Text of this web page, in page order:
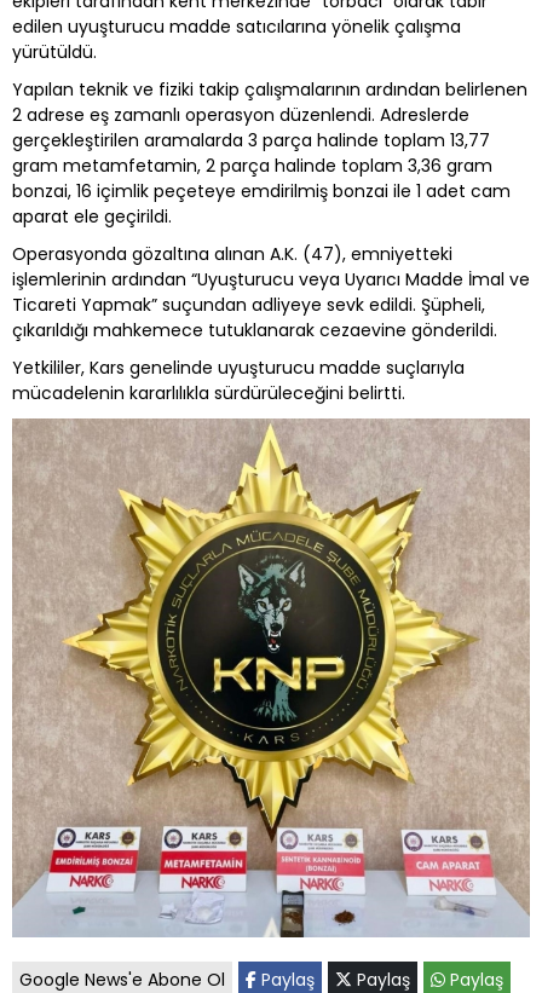
edilen uyuşturucu madde satıcılarına yönelik çalışma
yürütüldü.
Yapılan teknik ve fiziki takip çalışmalarının ardından belirlenen
2 adrese eş zamanlı operasyon düzenlendi. Adreslerde
gerçekleştirilen aramalarda 3 parça halinde toplam 13,77
gram metamfetamin, 2 parça halinde toplam 3,36 gram
bonzai, 16 içimlik peçeteye emdirilmiş bonzai ile 1 adet cam
aparat ele geçirildi.
Operasyonda gözaltına alınan A.K. (47), emniyetteki
işlemlerinin ardından “Uyuşturucu veya Uyarıcı Madde İmal ve
Ticareti Yapmak” suçundan adliyeye sevk edildi. Şüpheli,
çıkarıldığı mahkemece tutuklanarak cezaevine gönderildi.
Yetkililer, Kars genelinde uyuşturucu madde suçlarıyla
mücadelenin kararlılıkla sürdürüleceğini belirtti.
Google News'e Abone Ol Paylaş Paylaş Paylaş